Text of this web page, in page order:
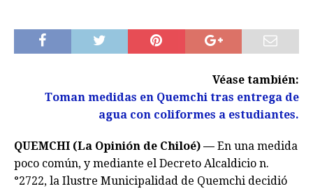
Véase también:
Toman medidas en Quemchi tras entrega de
agua con coliformes a estudiantes.
QUEMCHI (La Opinión de Chiloé) — En una medida
poco común, y mediante el Decreto Alcaldicio n.
°2722, la Ilustre Municipalidad de Quemchi decidió